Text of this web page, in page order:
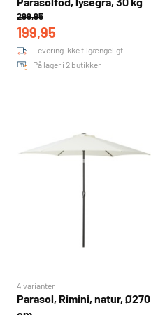
299,95
199,95
Levering ikke tilgængeligt
På lager i 2 butikker
Parasol, Rimini, natur, Ø270
4 varianter